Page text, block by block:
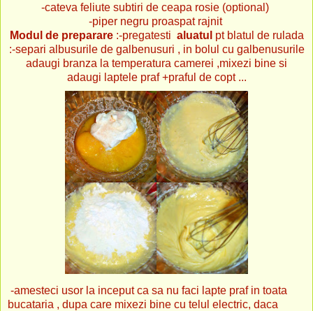
-cateva feliute subtiri de ceapa rosie (optional)
-piper negru proaspat rajnit
Modul de preparare :-pregatesti aluatul pt blatul de rulada
:-separi albusurile de galbenusuri , in bolul cu galbenusurile
adaugi branza la temperatura camerei ,mixezi bine si
adaugi laptele praf +praful de copt...
-amesteci usor la inceput ca sa nu faci lapte praf in toata
bucataria , dupa care mixezi bine cu telul electric, daca